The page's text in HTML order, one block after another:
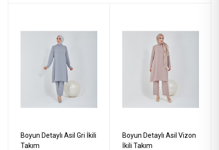
Boyun Detaylı Asil Gri İkili
Takım
Boyun Detaylı Asil Vizon
İkili Takım